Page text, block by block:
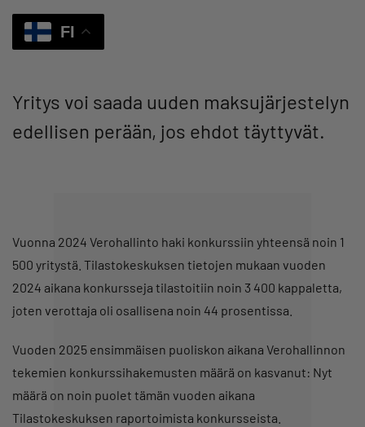
FI
Yritys voi saada uuden maksujärjestelyn
edellisen perään, jos ehdot täyttyvät.
Vuonna 2024 Verohallinto haki konkurssiin yhteensä noin 1
500 yritystä. Tilastokeskuksen tietojen mukaan vuoden
2024 aikana konkursseja tilastoitiin noin 3 400 kappaletta,
joten verottaja oli osallisena noin 44 prosentissa.
Vuoden 2025 ensimmäisen puoliskon aikana Verohallinnon
tekemien konkurssihakemusten määrä on kasvanut: Nyt
määrä on noin puolet tämän vuoden aikana
Tilastokeskuksen raportoimista konkursseista.